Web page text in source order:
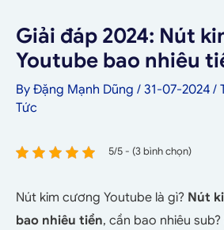
Giải đáp 2024: Nút
Youtube bao nhiêu
By Đặng Mạnh Dũng / 31-07-2024 /
Tức
5/5 - (3 bình chọn)
Nút kim cương Youtube là gì? Nút
bao nhiêu tiền, cần bao nhiêu